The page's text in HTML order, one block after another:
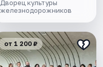
Дворец культуры
железнодорожников
от 1 200 ₽